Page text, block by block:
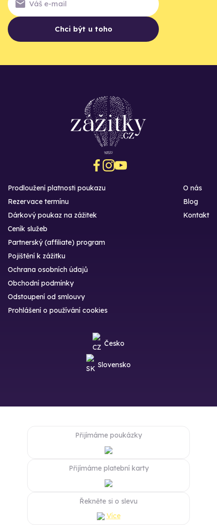
Chci být u toho
Prodloužení platnosti poukazu
Rezervace termínu
Dárkový poukaz na zážitek
O nás
Blog
Kontakt
Ceník služeb
Partnerský (affiliate) program
Pojištění k zážitku
Ochrana osobních údajů
Obchodní podmínky
Odstoupení od smlouvy
Prohlášení o používání cookies
Česko
Slovensko
Přijímáme poukázky
Přijímáme platební karty
Řekněte si o slevu
Více